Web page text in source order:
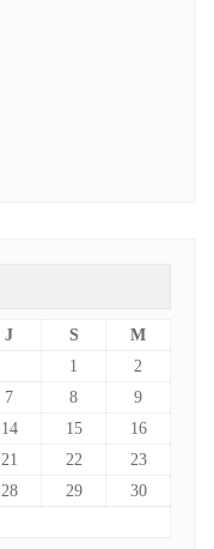
J S
M
1
2
7 8
9
14 15
16
21 22
23
28 29
30